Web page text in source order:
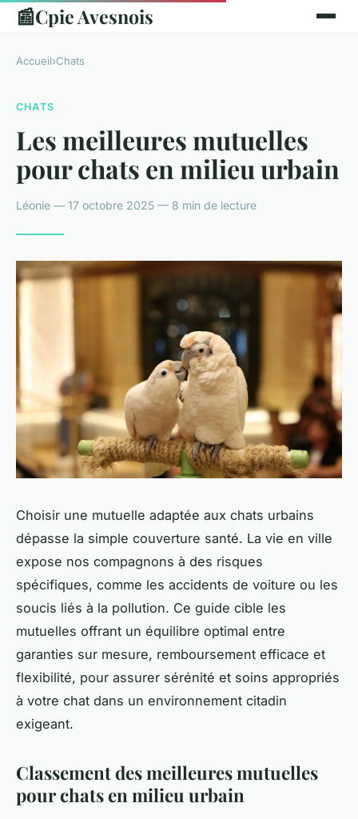
📰Cpie Avesnois
Accueil›Chats
CHATS
Les meilleures mutuelles
pour chats en milieu urbain
Léonie — 17 octobre 2025 — 8 min de lecture
Choisir une mutuelle adaptée aux chats urbains
dépasse la simple couverture santé. La vie en ville
expose nos compagnons à des risques
spécifiques, comme les accidents de voiture ou les
soucis liés à la pollution. Ce guide cible les
mutuelles offrant un équilibre optimal entre
garanties sur mesure, remboursement efficace et
flexibilité, pour assurer sérénité et soins appropriés
à votre chat dans un environnement citadin
exigeant.
Classement des meilleures mutuelles
pour chats en milieu urbain